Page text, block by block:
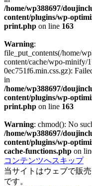
/home/wp388697/
content/plugins/wp-
print.php on line 163
Warning:
file_put_contents(/home/
content/cache/wpo-minify/
0ec751f6.min.css.gz):
in
/home/wp388697/
content/plugins/wp-
print.php on line 163
Warning: chmod(): No
/home/wp388697/
content/plugins/wp-
cache-functions.php on
コンテンツへスキップ
当サイトはウェブで販
です。